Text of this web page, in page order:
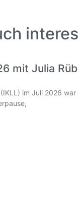
mit Julia
im Juli 2026